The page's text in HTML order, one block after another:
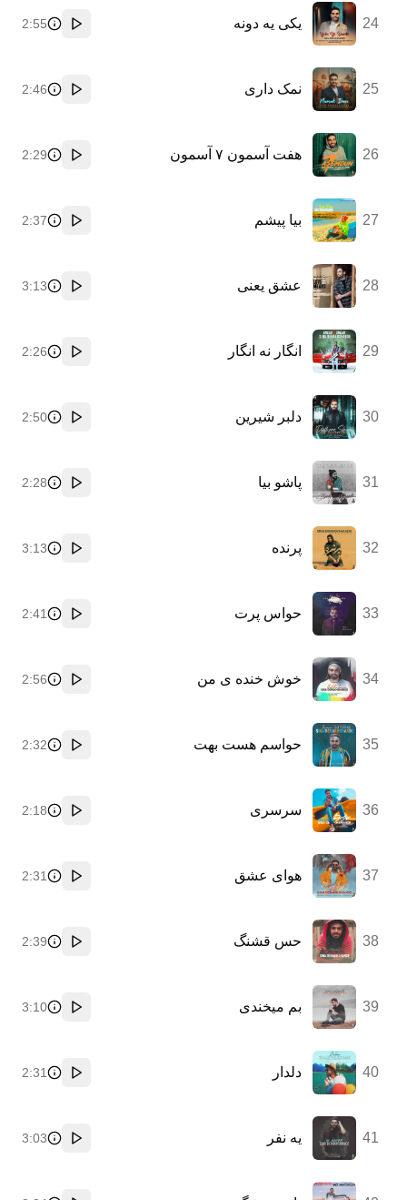
24 یکی یه دونه
پخش
2:55
25 نمک داری
پخش
2:46
26 هفت آسمون ۷ آسمون
پخش
2:29
27 بیا پیشم
پخش
2:37
28 عشق یعنی
پخش
3:13
29 انگار نه انگار
پخش
2:26
30 دلبر شیرین
پخش
2:50
31 پاشو بیا
پخش
2:28
32 پرنده
پخش
3:13
33 حواس پرت
پخش
2:41
34 خوش خنده ی من
پخش
2:56
35 حواسم هست بهت
پخش
2:32
36 سرسری
پخش
2:18
37 هوای عشق
پخش
2:31
38 حس قشنگ
پخش
2:39
39 بم میخندی
پخش
3:10
40 دلدار
پخش
2:31
41 یه نفر
پخش
3:03